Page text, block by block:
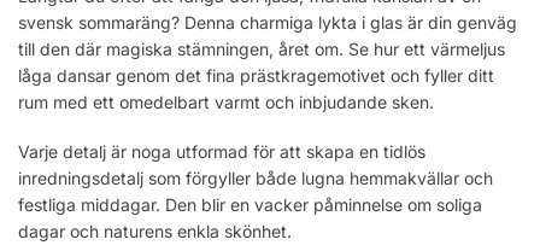
svensk sommaräng? Denna charmiga lykta i glas är din genväg
till den där magiska stämningen, året om. Se hur ett värmeljus
låga dansar genom det fina prästkragemotivet och fyller ditt
rum med ett omedelbart varmt och inbjudande sken.
Varje detalj är noga utformad för att skapa en tidlös
inredningsdetalj som förgyller både lugna hemmakvällar och
festliga middagar. Den blir en vacker påminnelse om soliga
dagar och naturens enkla skönhet.